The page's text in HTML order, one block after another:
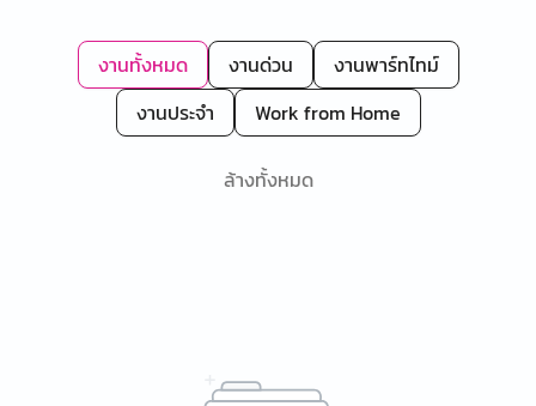
งานทั้งหมด งานด่วน
งานพาร์ทไทม์
งานประจำ
Work from Home
ล้างทั้งหมด